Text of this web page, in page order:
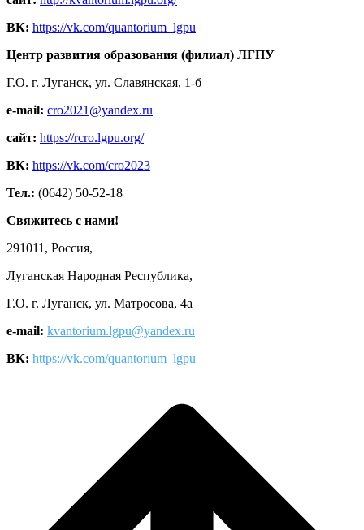
ВК: https://vk.com/quantorium_lgpu
Центр развития образования (филиал) ЛГПУ
Г.О. г. Луганск, ул. Славянская, 1-б
e-mail: cro2021@yandex.ru
сайт: https://rcro.lgpu.org/
ВК: https://vk.com/cro2023
Тел.: (0642) 50-52-18
Свяжитесь с нами!
291011, Россия,
Луганская Народная Республика,
Г.О. г. Луганск, ул. Матросова, 4а
e-mail: kvantorium.lgpu@yandex.ru
ВК: https://vk.com/quantorium_lgpu